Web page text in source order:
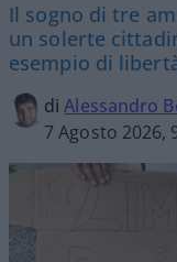
Il sogno di tre
un solerte
esempio di
diAlessandro
7 Agosto 2026,